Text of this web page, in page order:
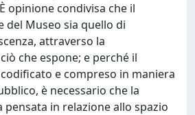
opinione condivisa che il
del Museo sia quello di
attraverso la
che espone; e perché il
e compreso in maniera
è necessario che la
pensata in relazione allo spazio